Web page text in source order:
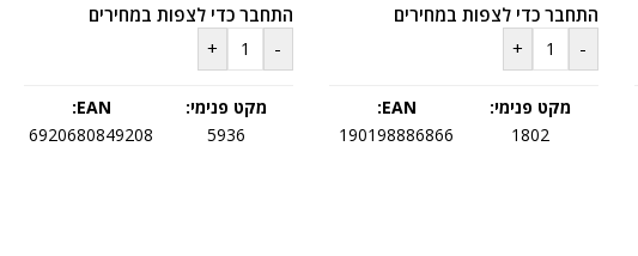
התחבר כדי לצפות במחירים
-
+
מקט פנימי:
1802
EAN:
190198886866
התחבר כדי לצפות במחירים
-
+
מקט פנימי:
5936
EAN:
6920680849208